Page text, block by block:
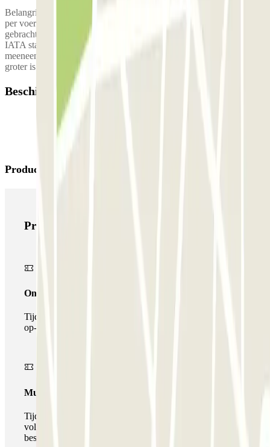
Belangrijk De gratis transfer naar T1-T2 is beperkt tot 5 personen
per voertuig, voor elke extra persoon worden kosten in rekening
gebracht. De transfer is inclusief het vervoer, per passagier, van 2
IATA standaard koffers, als je extra of niet-standaard IATA bagage
meeneemt worden extra kosten in rekening gebracht. Als je voertuig
groter is dan 5m x 2.5m moet je 2 parkeerplaatsen reserveren.
Beschikbare producten
Producten van Parclick
Producten van Parclick
Onepass
Tijdens je verblijf kun je de parkeerplaats maar één keer
op- en afrijden.
Multiparking pass
Tijdens uw verblijf kunt u gebruik maken van het
volledige netwerk van parkeergarages van deze operator,
beschikbaar bij Parclick.